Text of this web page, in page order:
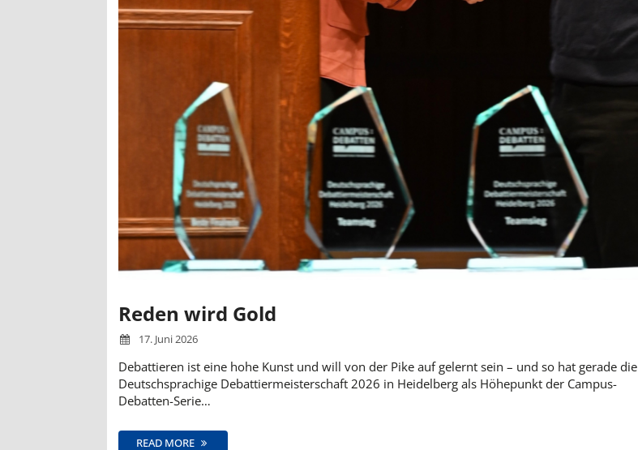
Reden wird Gold
17. Juni 2026
Debattieren ist eine hohe Kunst und will von der Pike auf gelernt sein – und so hat gerade die
Deutschsprachige Debattiermeisterschaft 2026 in Heidelberg als Höhepunkt der Campus-
Debatten-Serie…
READ MORE